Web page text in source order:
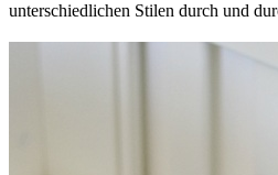
unterschiedlichen Stilen durch und